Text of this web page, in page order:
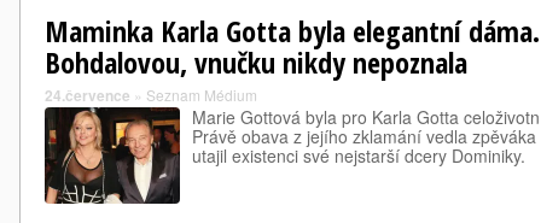
Maminka Karla Gotta byla elegantní
Bohdalovou, vnučku nikdy nepoznala
24.července » Seznam Médium
Marie Gottová byla pro Karla Gotta
Právě obava z jejího zklamání vedla
utajil existenci své nejstarší dcery Dominiky.